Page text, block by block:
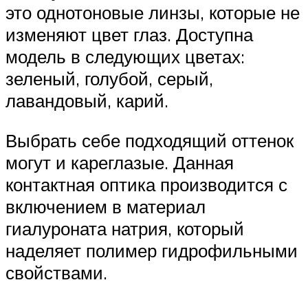
это однотоновые линзы, которые не
изменяют цвет глаз. Доступна
модель в следующих цветах:
зеленый, голубой, серый,
лавандовый, карий.
Выбрать себе подходящий оттенок
могут и кареглазые. Данная
контактная оптика производится с
включением в материал
гиалуроната натрия, который
наделяет полимер гидрофильными
свойствами.